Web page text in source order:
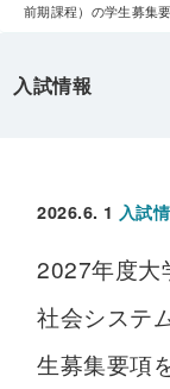
前期課程）の学生募集
入試情報
2026.6. 1 入試
2027年度大
社会システ
生募集要項